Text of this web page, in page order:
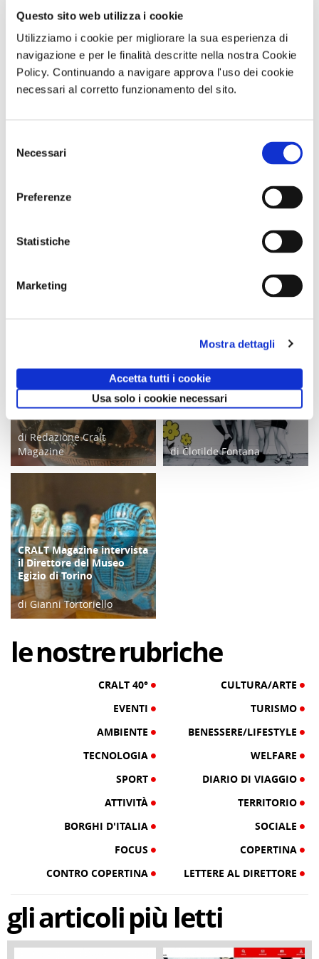
Questo sito web utilizza i cookie
Utilizziamo i cookie per migliorare la sua esperienza di
navigazione e per le finalità descritte nella nostra Cookie
Policy. Continuando a navigare approva l'uso dei cookie
necessari al corretto funzionamento del sito.
delNecessari
Preferenze
Statistiche
Marketing
Mostra dettagli
Accetta tutti i cookie
Usa solo i cookie necessari
Visita serale
con
MUSICA E
19:30
Comunicato n. 99
Napoli, 05 Agosto
ABBONAMENTO
PER LA
Giornata in
natura con
Sabato 12
Settembre 2026
ore 10:00
Comunicato n. 96
Napoli, 03 Agosto
potrebbero interessarti
MarTA di Taranto: una
nuova piattaforma
digitale in 8 lingue
di Redazione Cralt
Magazine
06/06/20
COPERTINA
Un Cralt Magazine tutto al
femminile
di Clotilde Fontana
COPERTINA
CRALT Magazine intervista
il Direttore del Museo
Egizio di Torino
di Gianni Tortoriello
lenostrerubriche
CRALT 40°
CULTURA/ARTE
EVENTI
TURISMO
AMBIENTE
BENESSERE/LIFESTYLE
TECNOLOGIA
WELFARE
SPORT
DIARIO DI VIAGGIO
ATTIVITÀ
TERRITORIO
BORGHI D'ITALIA
SOCIALE
FOCUS
COPERTINA
CONTRO COPERTINA
LETTERE AL DIRETTORE
gliarticolipiù letti